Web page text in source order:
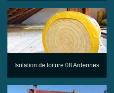
Isolation de toiture 08 Ardennes